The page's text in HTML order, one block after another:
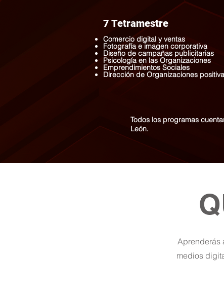
7 Tetramestre
Comercio digital y ventas
Fotografía e imagen corporativa
Diseño de campañas publicitarias
Psicología en las Organizaciones
Emprendimientos Sociales
Dirección de Organizaciones
Todos los programas
León.
Aprenderás
medios